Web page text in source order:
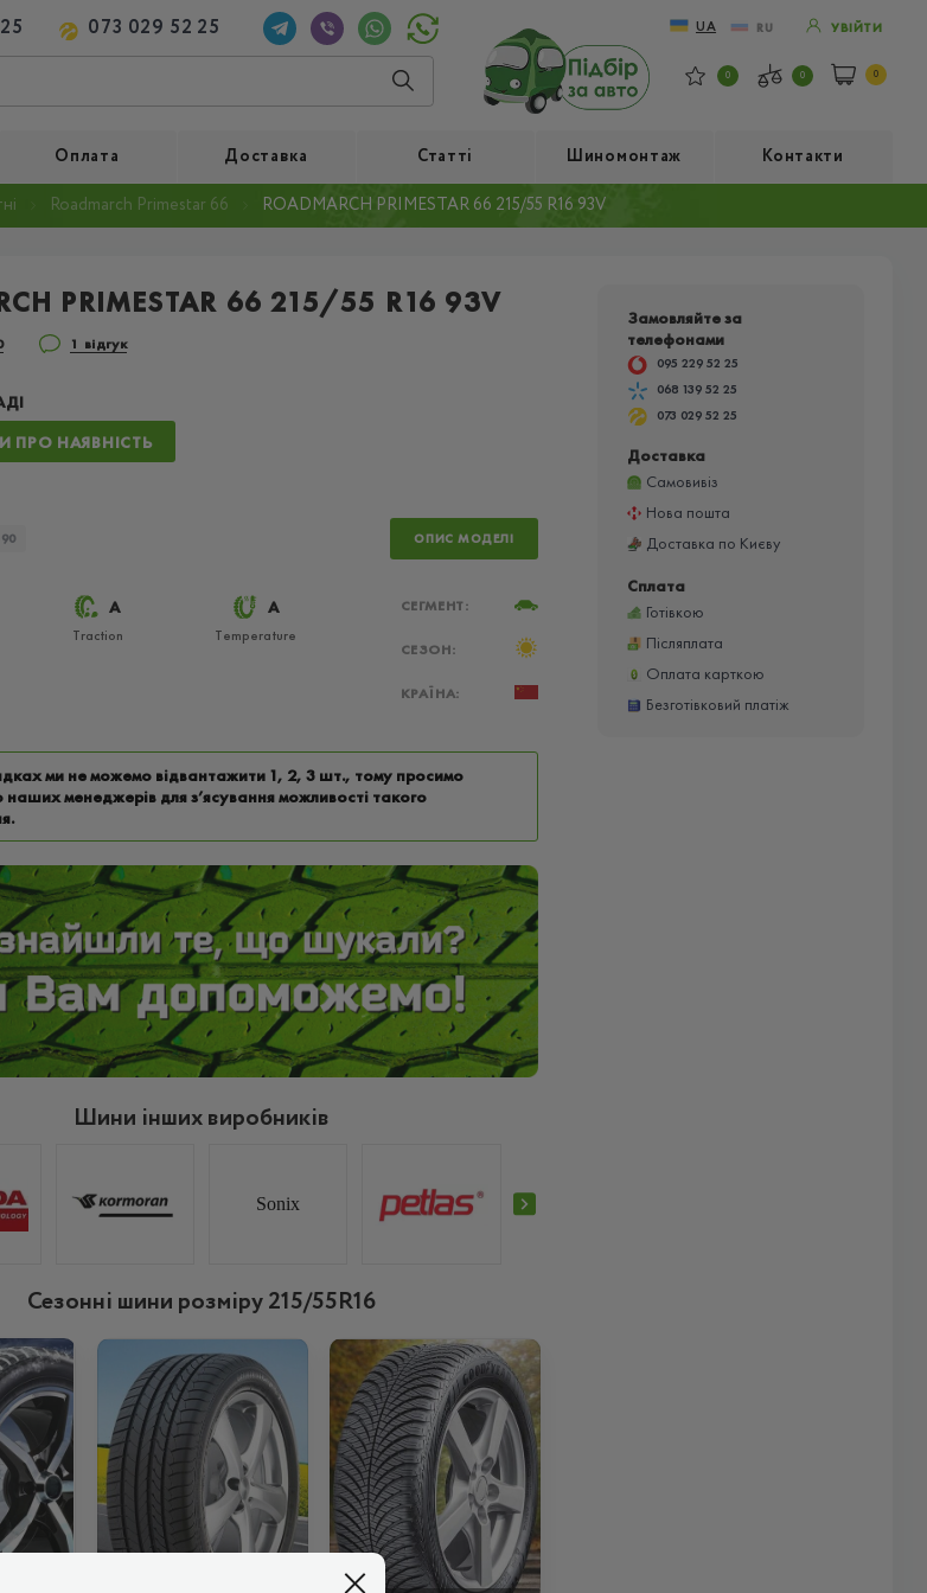
073 029 52 25 UA RU УВІЙТИ
0 0 0
Оплата Доставка Статті Шиномонтаж Контакти
Roadmarch Primestar 66 ROADMARCH PRIMESTAR 66 215/55 R16 93V
PRIMESTAR 66 215/55 R16 93V
1 відгук
ПРО НАЯВНІСТЬ
ОПИС МОДЕЛІ
А
Traction
А
Temperature
СЕГМЕНТ:
СЕЗОН:
КРАЇНА:
ми не можемо відвантажити 1, 2, 3 шт., тому просимо
наших менеджерів для з’ясування можливості такого
Замовляйте за
телефонами
095 229 52 25
068 139 52 25
073 029 52 25
Доставка
Самовивіз
Нова пошта
Доставка по Києву
Сплата
Готівкою
Післяплата
Оплата карткою
Безготівковий платіж
Шини інших виробників
Sonix
Сезонні шини розміру 215/55R16